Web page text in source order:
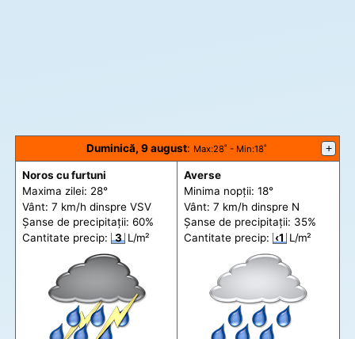
Duminică, 9 august: Max:28˚ - Min:18˚ +
Noros cu furtuni
Maxima zilei: 28°
Vânt: 7 km/h dinspre VSV
Șanse de precipitații: 60%
Cantitate precip:
3 L/m²
Averse
Minima nopții: 18°
Vânt: 7 km/h dinspre N
Șanse de precipitații: 35%
Cantitate precip: ‹1 L/m²